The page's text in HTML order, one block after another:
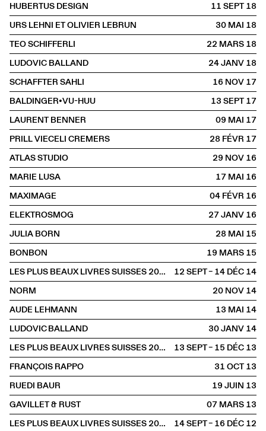
HUBERTUS DESIGN
11 SEPT2018
URS LEHNI ET OLIVIER LEBRUN
30 MAI2018
TEO SCHIFFERLI
22 MARS2018
LUDOVIC BALLAND
24 JANV2018
SCHAFFTER SAHLI
16 NOV2017
BALDINGER•VU-HUU
13 SEPT2017
LAURENT BENNER
09 MAI2017
PRILL VIECELI CREMERS
28 FÉVR2017
ATLAS STUDIO
29 NOV2016
MARIE LUSA
17 MAI2016
MAXIMAGE
04 FÉVR2016
ELEKTROSMOG
27 JANV2016
JULIA BORN
28 MAI2015
BONBON
19 MARS2015
LES PLUS BEAUX LIVRES SUISSES 2013 À LA LIBRAIRIE
12 SEPT – 14 DÉC2014
NORM
20 NOV2014
AUDE LEHMANN
13 MAI2014
LUDOVIC BALLAND
30 JANV2014
LES PLUS BEAUX LIVRES SUISSES 2012 À LA LIBRAIRIE
13 SEPT – 15 DÉC2013
FRANÇOIS RAPPO
31 OCT2013
RUEDI BAUR
19 JUIN2013
GAVILLET & RUST
07 MARS2013
LES PLUS BEAUX LIVRES SUISSES 2011 À LA LIBRAIRIE
14 SEPT – 16 DÉC2012